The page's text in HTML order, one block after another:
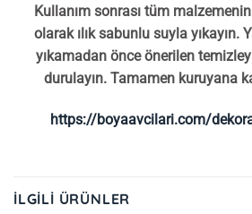
Kullanım sonrası tüm malzemenin
olarak ılık sabunlu suyla yıkayın.
yıkamadan önce önerilen
durulayın. Tamamen kuruyana
https://boyaavcilari.com/
İLGILI ÜRÜNLER